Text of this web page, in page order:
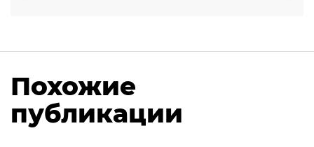
Похожие
публикации